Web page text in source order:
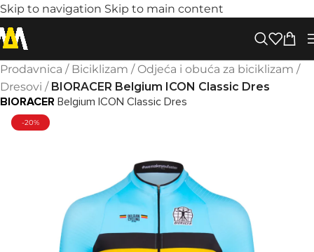
Skip to navigation Skip to main content
Prodavnica / Biciklizam / Odjeća i obuća za biciklizam /
Dresovi / BIORACER Belgium ICON Classic Dres
BIORACER Belgium ICON Classic Dres
-20%